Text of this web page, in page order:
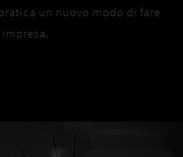
un nuovo modo di fare
impresa.